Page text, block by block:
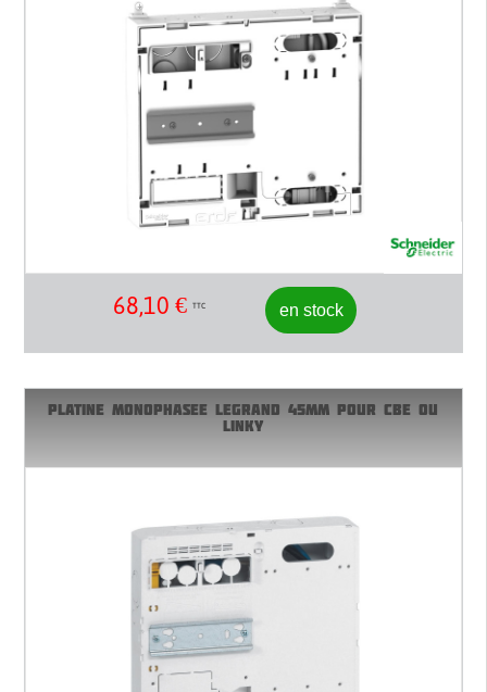
68,10 € TTC en stock
PLATINE MONOPHASEE LEGRAND 45MM POUR CBE OU
LINKY